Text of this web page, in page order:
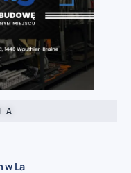
A
w La